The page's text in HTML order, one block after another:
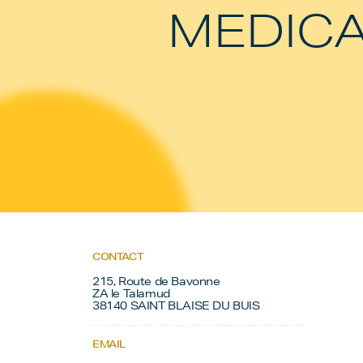
CONTACT
215, Route de Bavonne
ZA le Talamud
38140 SAINT BLAISE DU BUIS
EMAIL